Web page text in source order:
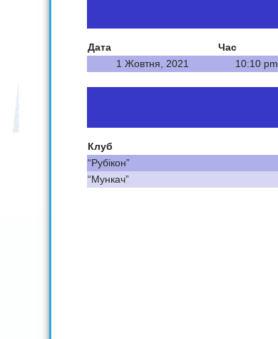
Дата Час
1 Жовтня, 2021
10:10 pm
Клуб
“Рубікон”
“Мункач”